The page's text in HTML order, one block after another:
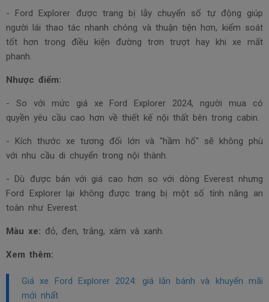
- Ford Explorer được trang bị lẫy chuyển số tự động giúp
người lái thao tác nhanh chóng và thuận tiện hơn, kiểm soát
tốt hơn trong điều kiện đường trơn trượt hay khi xe mất
phanh.
Nhược điểm:
- So với mức giá xe Ford Explorer 2024, người mua có
quyền yêu cầu cao hơn về thiết kế nội thất bên trong cabin.
- Kích thước xe tương đối lớn và "hầm hố" sẽ không phù
với nhu cầu di chuyển trong nội thành.
- Dù được bán với giá cao hơn so với dòng Everest nhưng
Ford Explorer lại không được trang bị một số tính năng an
toàn như Everest.
Màu xe: đỏ, đen, trắng, xám và xanh.
Xem thêm:
Giá xe Ford Explorer 2024: giá lăn bánh và khuyến mãi
mới nhất